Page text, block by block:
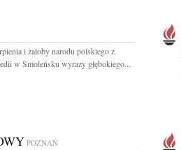
i żałoby narodu polskiego z
w Smoleńsku wyrazy głębokiego...
POZNAŃ